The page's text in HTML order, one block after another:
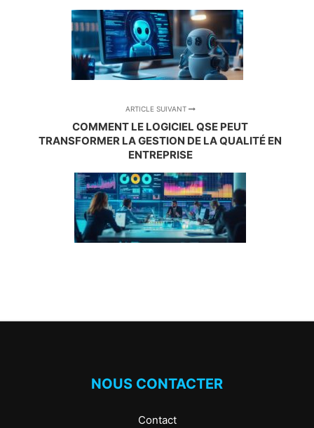
ARTICLE SUIVANT
COMMENT LE LOGICIEL QSE PEUT
TRANSFORMER LA GESTION DE LA QUALITÉ EN
ENTREPRISE
NOUS CONTACTER
Contact